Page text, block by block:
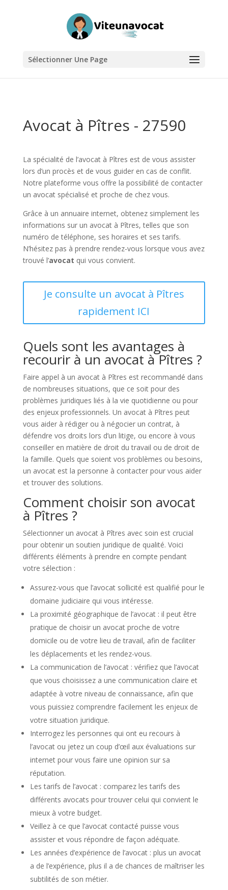
Sélectionner Une Page
Avocat à Pîtres - 27590
La spécialité de l’avocat à Pîtres est de vous assister
lors d’un procès et de vous guider en cas de conflit.
Notre plateforme vous offre la possibilité de contacter
un avocat spécialisé et proche de chez vous.
Grâce à un annuaire internet, obtenez simplement les
informations sur un avocat à Pîtres, telles que son
numéro de téléphone, ses horaires et ses tarifs.
N’hésitez pas à prendre rendez-vous lorsque vous avez
trouvé l’avocat qui vous convient.
Je consulte un avocat à Pîtres
rapidement ICI
Quels sont les avantages à
recourir à un avocat à Pîtres ?
Faire appel à un avocat à Pîtres est recommandé dans
de nombreuses situations, que ce soit pour des
problèmes juridiques liés à la vie quotidienne ou pour
des enjeux professionnels. Un avocat à Pîtres peut
vous aider à rédiger ou à négocier un contrat, à
défendre vos droits lors d’un litige, ou encore à vous
conseiller en matière de droit du travail ou de droit de
la famille. Quels que soient vos problèmes ou besoins,
un avocat est la personne à contacter pour vous aider
et trouver des solutions.
Comment choisir son avocat
à Pîtres ?
Sélectionner un avocat à Pîtres avec soin est crucial
pour obtenir un soutien juridique de qualité. Voici
différents éléments à prendre en compte pendant
votre sélection :
Assurez-vous que l’avocat sollicité est qualifié pour le
domaine judiciaire qui vous intéresse.
La proximité géographique de l’avocat : il peut être
pratique de choisir un avocat proche de votre
domicile ou de votre lieu de travail, afin de faciliter
les déplacements et les rendez-vous.
La communication de l’avocat : vérifiez que l’avocat
que vous choisissez a une communication claire et
adaptée à votre niveau de connaissance, afin que
vous puissiez comprendre facilement les enjeux de
votre situation juridique.
Interrogez les personnes qui ont eu recours à
l’avocat ou jetez un coup d’œil aux évaluations sur
internet pour vous faire une opinion sur sa
réputation.
Les tarifs de l’avocat : comparez les tarifs des
différents avocats pour trouver celui qui convient le
mieux à votre budget.
Veillez à ce que l’avocat contacté puisse vous
assister et vous répondre de façon adéquate.
Les années d’expérience de l’avocat : plus un avocat
a de l’expérience, plus il a de chances de maîtriser les
subtilités de son métier.